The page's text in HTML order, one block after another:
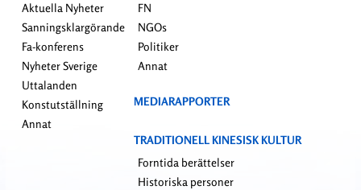
Aktuella Nyheter
Sanningsklargörande
Fa-konferens
Nyheter Sverige
Uttalanden
Konstutställning
Annat
FN
NGOs
Politiker
Annat
MEDIARAPPORTER
TRADITIONELL KINESISK KULTUR
Forntida berättelser
Historiska personer